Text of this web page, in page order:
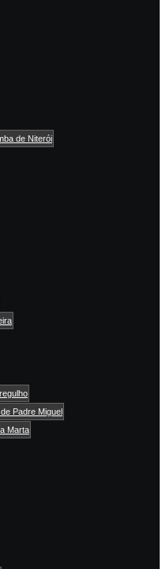
de Niterói
Padre Miguel
Marta